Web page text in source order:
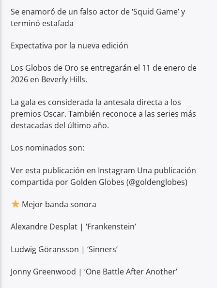
Se enamoró de un falso actor de ‘Squid Game’ y
terminó estafada
Expectativa por la nueva edición
Los Globos de Oro se entregarán el 11 de enero de
2026 en Beverly Hills.
La gala es considerada la antesala directa a los
premios Oscar. También reconoce a las series más
destacadas del último año.
Los nominados son:
Ver esta publicación en Instagram Una publicación
compartida por Golden Globes (@goldenglobes)
Mejor banda sonora
Alexandre Desplat | ‘Frankenstein’
Ludwig Göransson | ‘Sinners’
Jonny Greenwood | ‘One Battle After Another’